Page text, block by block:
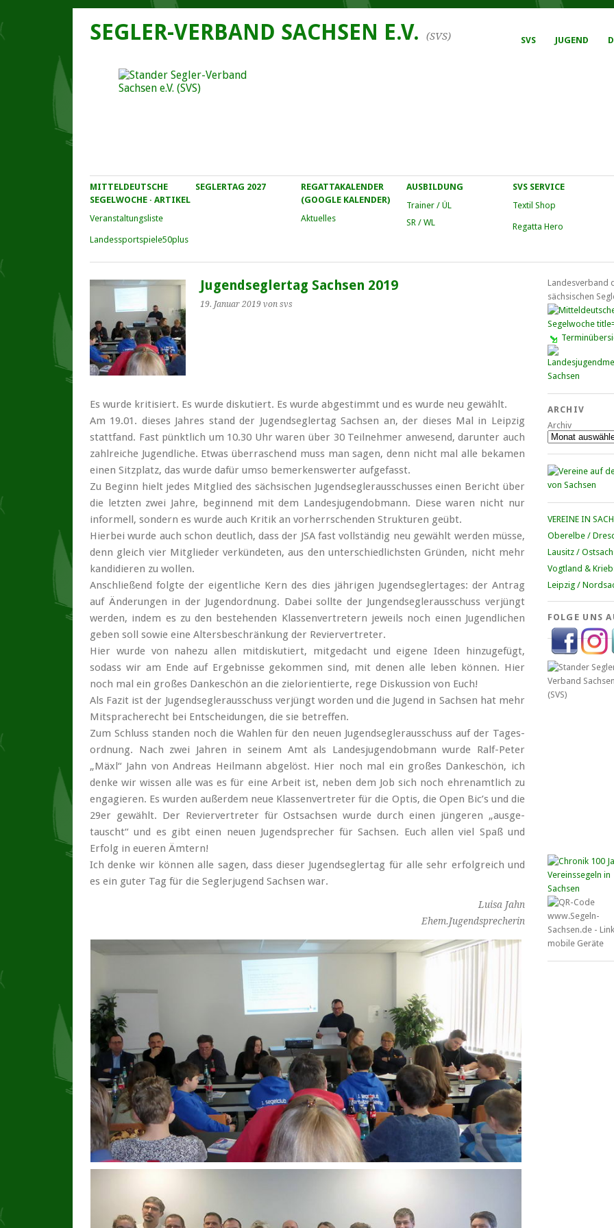
SVS JUGEND
SEGLER-VERBAND SACHSEN E.V. (SVS)
MITTELDEUTSCHE
SEGELWOCHE · ARTIKEL
Veranstaltungs­liste
Landessportspiele50plus
SEGLERTAG 2027
REGATTAKALENDER
(GOOGLE KALENDER)
Aktuelles
AUSBILDUNG
Trainer / ÜL
SR / WL
SVS SERVICE
Textil Shop
Regatta Hero
Jugendseglertag Sachsen 2019
19. Januar 2019 von svs
Es wurde kritisiert. Es wurde diskutiert. Es wurde abgestimmt und es wurde neu gewählt.
Am 19.01. dieses Jahres stand der Jugendseglertag Sachsen an, der dieses Mal in Leipzig
stattfand. Fast pünktlich um 10.30 Uhr waren über 30 Teilnehmer anwesend, darunter auch
zahlreiche Jugendliche. Etwas überraschend muss man sagen, denn nicht mal alle bekamen
einen Sitzplatz, das wurde dafür umso bemerkenswerter aufgefasst.
Zu Beginn hielt jedes Mitglied des sächsischen Jugend­segler­aus­schusses einen Bericht über
die letzten zwei Jahre, beginnend mit dem Landes­jugend­obmann. Diese waren nicht nur
informell, sondern es wurde auch Kritik an vorherr­schenden Strukturen geübt.
Hierbei wurde auch schon deutlich, dass der JSA fast voll­ständig neu gewählt werden müsse,
denn gleich vier Mitglieder verkündeten, aus den unter­schied­lichsten Gründen, nicht mehr
kandidieren zu wollen.
Anschließend folgte der eigentliche Kern des dies jährigen Jugend­segler­tages: der Antrag
auf Änderungen in der Jugend­ordnung. Dabei sollte der Jungend­segler­ausschuss verjüngt
werden, indem es zu den bestehenden Klassen­ver­tretern jeweils noch einen Jugend­lichen
geben soll sowie eine Alters­beschränkung der Revier­vertreter.
Hier wurde von nahezu allen mit­diskutiert, mitge­dacht und eigene Ideen hinzu­gefügt,
sodass wir am Ende auf Ergebnisse gekommen sind, mit denen alle leben können. Hier
noch mal ein großes Danke­schön an die ziel­orientierte, rege Diskussion von Euch!
Als Fazit ist der Jugend­segler­ausschuss verjüngt worden und die Jugend in Sachsen hat mehr
Mit­sprache­recht bei Entschei­dungen, die sie betreffen.
Zum Schluss standen noch die Wahlen für den neuen Jugend­segler­ausschuss auf der Tages­
ordnung. Nach zwei Jahren in seinem Amt als Landes­jugend­obmann wurde Ralf-Peter
„Mäxl“ Jahn von Andreas Heilmann abgelöst. Hier noch mal ein großes Danke­schön, ich
denke wir wissen alle was es für eine Arbeit ist, neben dem Job sich noch ehren­amtlich zu
engagieren. Es wurden außerdem neue Klassen­ver­treter für die Optis, die Open Bic’s und die
29er gewählt. Der Revier­vertreter für Ost­sachsen wurde durch einen jüngeren „ausge­
tauscht“ und es gibt einen neuen Jugend­sprecher für Sachsen. Euch allen viel Spaß und
Erfolg in eueren Ämtern!
Ich denke wir können alle sagen, dass dieser Jugend­segler­tag für alle sehr erfolg­reich und
es ein guter Tag für die Seglerjugend Sachsen war.
Luisa Jahn
Ehem.Jugendsprecherin
Landesverband
sächsischen
ARCHIV
Archiv
VEREINE IN
Oberelbe /
Lausitz /
Vogtland &
Leipzig /
FOLGE UNS